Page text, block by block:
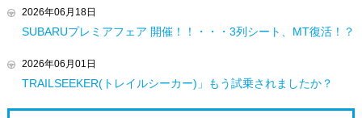
2026年06月18日
SUBARUプレミアフェア 開催！！・・・3列シート、MT復活！？
2026年06月01日
TRAILSEEKER(トレイルシーカー)」もう試乗されましたか？